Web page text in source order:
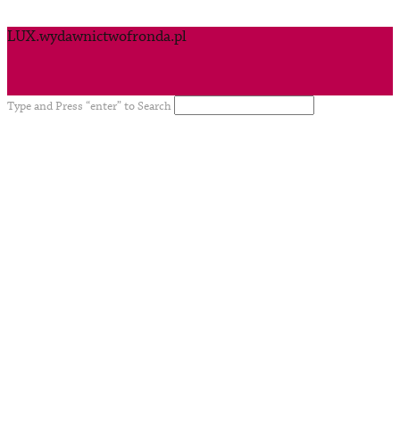
LUX.wydawnictwofronda.pl
Type and Press “enter” to Search